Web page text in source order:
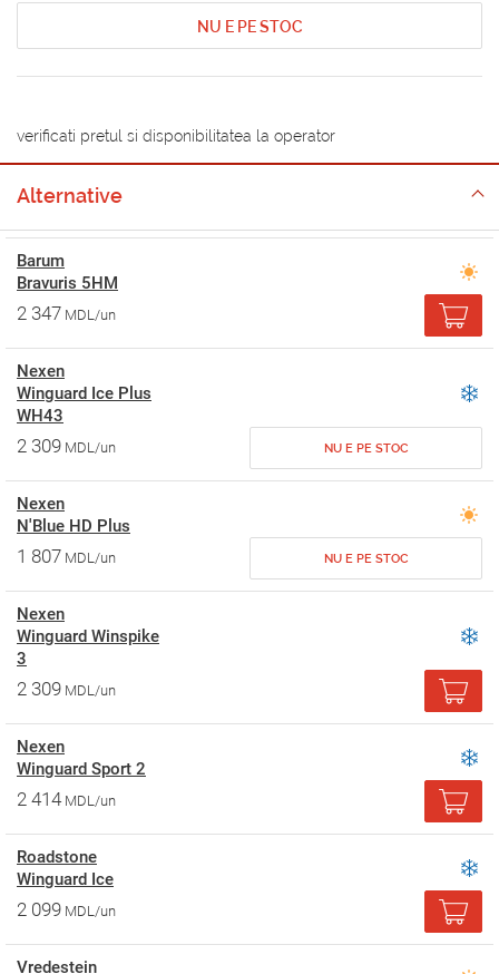
NU E PE STOC
verificati pretul si disponibilitatea la operator
Alternative
Barum
Bravuris 5HM
2 347 MDL/un
Nexen
Winguard Ice Plus
WH43
2 309 MDL/un NU E PE STOC
Nexen
N'Blue HD Plus
1 807 MDL/un NU E PE STOC
Nexen
Winguard Winspike
3
2 309 MDL/un
Nexen
Winguard Sport 2
2 414 MDL/un
Roadstone
Winguard Ice
2 099 MDL/un
Vredestein